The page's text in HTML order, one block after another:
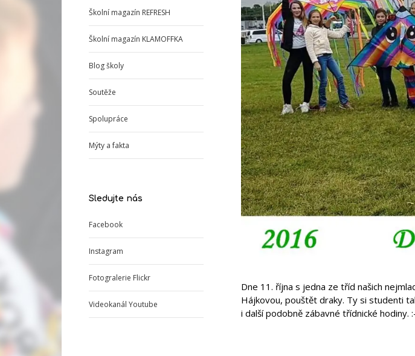
Školní magazín REFRESH
Školní magazín KLAMOFFKA
Blog školy
Soutěže
Spolupráce
Mýty a fakta
Sledujte nás
Facebook
Instagram
Fotogralerie Flickr
Videokanál Youtube
Dne 11. října s jedna ze tříd našich
Hájkovou, pouštět draky. Ty si studenti
i další podobně zábavné třídnické hodiny.